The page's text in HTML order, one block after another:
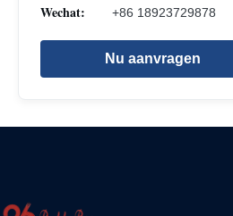
Wechat: +86 18923729878
Nu aanvragen